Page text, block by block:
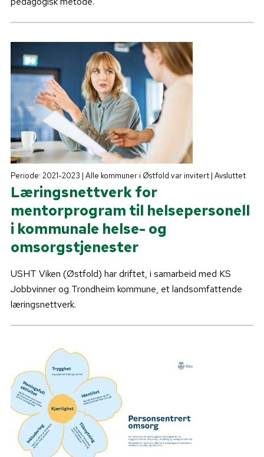
Periode: 2021-2023 | Alle kommuner i Østfold var invitert | Avsluttet
Læringsnettverk for
mentorprogram til helsepersonell
i kommunale helse- og
omsorgstjenester
USHT Viken (Østfold) har driftet, i samarbeid med KS
Jobbvinner og Trondheim kommune, et landsomfattende
læringsnettverk.